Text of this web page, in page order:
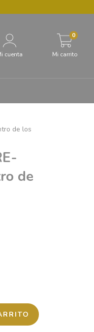
cuenta Mi carrito
0
de los
de